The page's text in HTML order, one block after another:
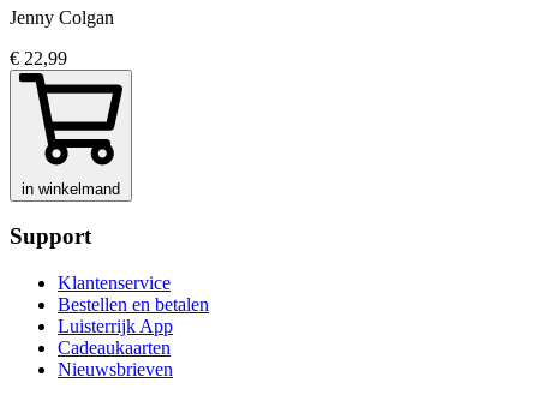
Jenny Colgan
€ 22,99
in winkelmand
Support
Klantenservice
Bestellen en betalen
Luisterrijk App
Cadeaukaarten
Nieuwsbrieven